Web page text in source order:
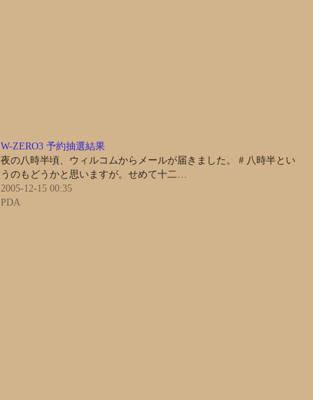
W-ZERO3 予約抽選結果
夜の八時半頃、ウィルコムからメールが届きました。 # 八時半とい
うのもどうかと思いますが。せめて十二…
2005-12-15 00:35
PDA